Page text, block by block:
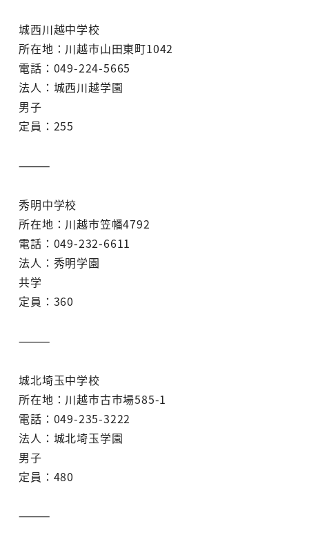
城西川越中学校
所在地：川越市山田東町1042
電話：049-224-5665
法人：城西川越学園
男子
定員：255
⸻
秀明中学校
所在地：川越市笠幡4792
電話：049-232-6611
法人：秀明学園
共学
定員：360
⸻
城北埼玉中学校
所在地：川越市古市場585-1
電話：049-235-3222
法人：城北埼玉学園
男子
定員：480
⸻